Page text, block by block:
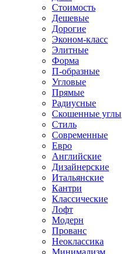
Стоимость
Дешевые
Дорогие
Эконом-класс
Элитные
Форма
П-образные
Угловые
Прямые
Радиусные
Скошенные углы
Стиль
Современные
Евро
Английские
Дизайнерские
Итальянские
Кантри
Классические
Лофт
Модерн
Прованс
Неоклассика
Минимализм